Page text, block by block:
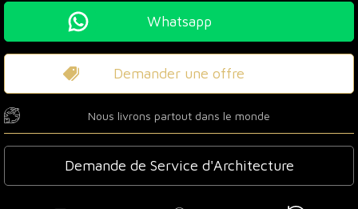
Whatsapp
Demander une offre
Nous livrons partout dans le monde
Demande de Service d'Architecture